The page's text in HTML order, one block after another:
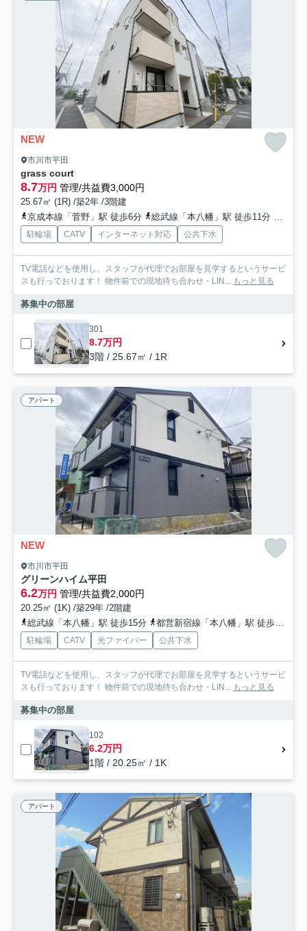
NEW
市川市平田
grass court
8.7万円 管理/共益費3,000円
25.67㎡ (1R) /築2年 /3階建
京成本線「菅野」駅 徒歩6分
総武線「本八幡」駅 徒歩11分 京成
駐輪場 CATV インターネット対応 公共下水
TV電話などを使用し、スタッフが代理でお部屋を見学するというサービ
スも行っております！ 物件前での現地待ち合わせ・LIN... もっと見る
募集中の部屋
301
8.7万円
3階 / 25.67㎡ / 1R
アパート
NEW
市川市平田
グリーンハイム平田
6.2万円 管理/共益費2,000円
20.25㎡ (1K) /築29年 /2階建
総武線「本八幡」駅 徒歩15分
都営新宿線「本八幡」駅 徒歩15分
駐輪場 CATV 光ファイバー 公共下水
TV電話などを使用し、スタッフが代理でお部屋を見学するというサービ
スも行っております！ 物件前での現地待ち合わせ・LIN... もっと見る
募集中の部屋
102
6.2万円
1階 / 20.25㎡ / 1K
アパート